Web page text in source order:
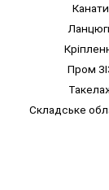
Канати
Пром
Складське